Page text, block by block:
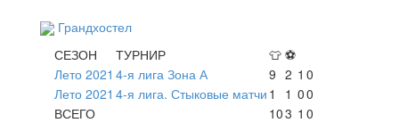
Грандхостел
СЕЗОН
ТУРНИР 👕 ⚽
Лето 2021 4-я лига Зона А 9 2 1 0
Лето 2021 4-я лига. Стыковые матчи 1 1 00
ВСЕГО
103 1 0